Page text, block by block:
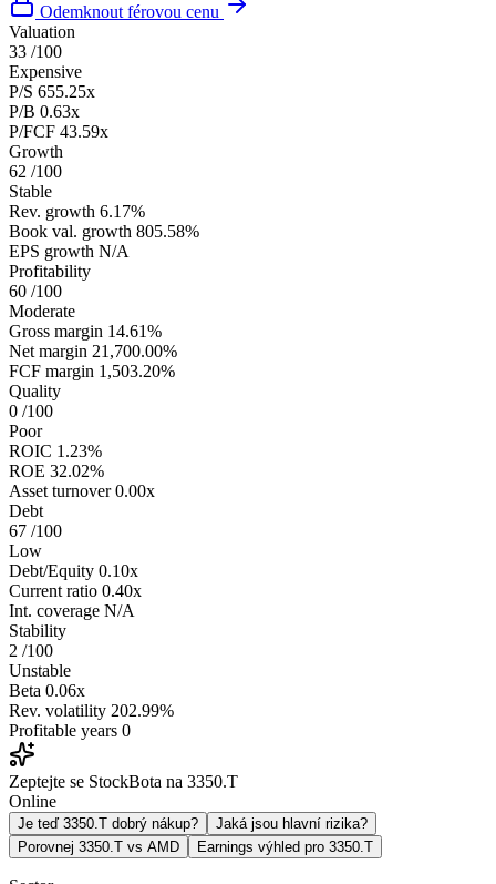
Odemknout férovou cenu
Valuation
33 /100
Expensive
P/S 655.25x
P/B 0.63x
P/FCF 43.59x
Growth
62 /100
Stable
Rev. growth 6.17%
Book val. growth 805.58%
EPS growth N/A
Profitability
60 /100
Moderate
Gross margin 14.61%
Net margin 21,700.00%
FCF margin 1,503.20%
Quality
0 /100
Poor
ROIC 1.23%
ROE 32.02%
Asset turnover 0.00x
Debt
67 /100
Low
Debt/Equity 0.10x
Current ratio 0.40x
Int. coverage N/A
Stability
2 /100
Unstable
Beta 0.06x
Rev. volatility 202.99%
Profitable years 0
Zeptejte se StockBota na 3350.T
Online
Je teď 3350.T dobrý nákup?
Jaká jsou hlavní rizika?
Porovnej 3350.T vs AMD
Earnings výhled pro 3350.T